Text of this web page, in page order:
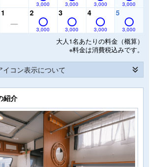
3,000 3,000 3,000 3,000
1 2
3,000
3
3,000
4
3,000
5
3,000
大人1名あたりの料金（概算）
※料金は消費税込みです。
イコン表示について
紹介